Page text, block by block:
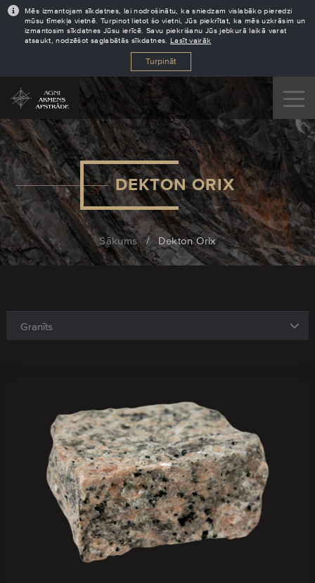
Mēs izmantojam sīkdatnes, lai nodrošinātu, ka sniedzam vislabāko pieredzi
mūsu tīmekļa vietnē. Turpinot lietot šo vietni, Jūs piekrītat, ka mēs uzkrāsim un
izmantosim sīkdatnes Jūsu ierīcē. Savu piekrišanu Jūs jebkurā laikā varat
atsaukt, nodzēšot saglabātās sīkdatnes. Lasīt vairāk
Turpināt
DEKTON ORIX
Sākums / Dekton Orix